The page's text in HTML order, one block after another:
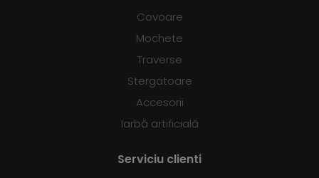
Covoare
Mochete
Traverse
Stergatoare
Accesorii
Iarbă artificială
Serviciu clienti